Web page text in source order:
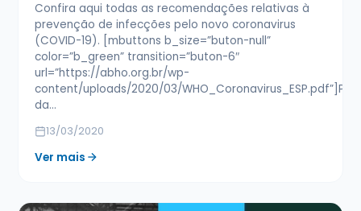
Confira aqui todas as recomendações relativas à
prevenção de infecções pelo novo coronavirus
(COVID-19). [mbuttons b_size=”buton-null”
color=”b_green” transition=”buton-6″
url=”https://abho.org.br/wp-
content/uploads/2020/03/
da…
13/03/2020
Ver mais